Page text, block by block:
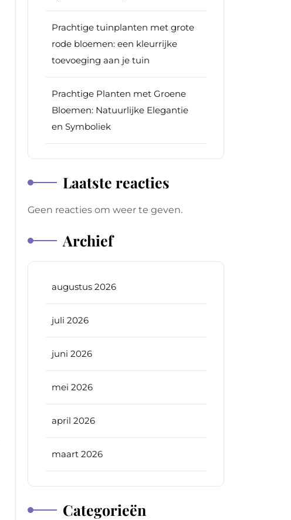
Prachtige tuinplanten met grote
rode bloemen: een kleurrijke
toevoeging aan je tuin
Prachtige Planten met Groene
Bloemen: Natuurlijke Elegantie
en Symboliek
Laatste reacties
Geen reacties om weer te geven.
Archief
augustus 2026
juli 2026
juni 2026
mei 2026
april 2026
maart 2026
Categorieën